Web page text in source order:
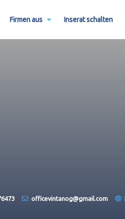
Firmen aus Inserat schalten
officevintanog@gmail.com